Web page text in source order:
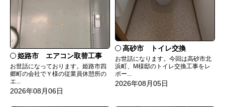
姫路市 エアコン取替工事
お世話になっております。姫路市四
郷町の会社でＹ様の従業員休憩所の
エ...
2026年08月06日
高砂市 トイレ交換
お世話になります。今回は高砂市北
浜町、M様邸のトイレ交換工事をレ
ポー...
2026年08月05日